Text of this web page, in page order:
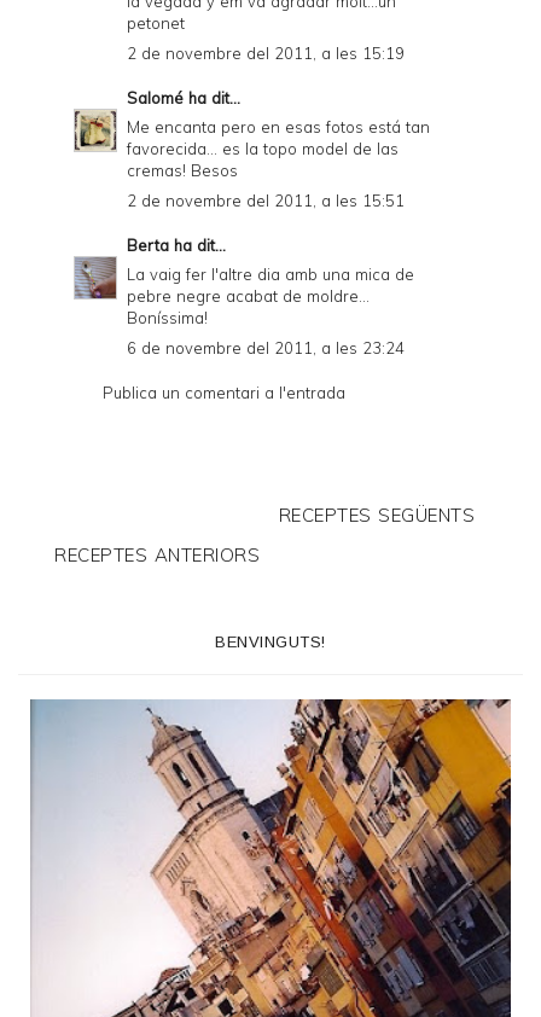
petonet
2 de novembre del 2011, a les 15:19
Salomé ha dit...
Me encanta pero en esas fotos está tan
favorecida... es la topo model de las
cremas! Besos
2 de novembre del 2011, a les 15:51
Berta ha dit...
La vaig fer l'altre dia amb una mica de
pebre negre acabat de moldre...
Boníssima!
6 de novembre del 2011, a les 23:24
Publica un comentari a l'entrada
RECEPTES SEGÜENTS
RECEPTES ANTERIORS
BENVINGUTS!